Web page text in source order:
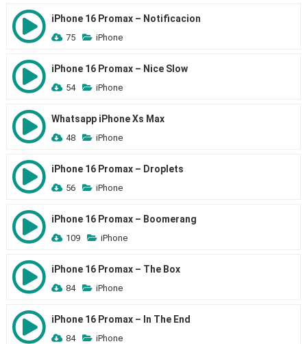
iPhone 16 Promax – Notificacion
75 iPhone
iPhone 16 Promax – Nice Slow
54 iPhone
Whatsapp iPhone Xs Max
48 iPhone
iPhone 16 Promax – Droplets
56 iPhone
iPhone 16 Promax – Boomerang
109 iPhone
iPhone 16 Promax – The Box
84 iPhone
iPhone 16 Promax – In The End
84 iPhone